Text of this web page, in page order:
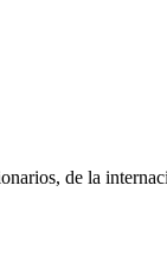
de la